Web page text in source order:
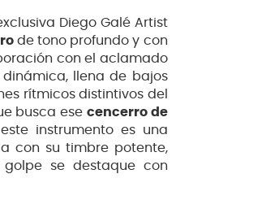
Diego Galé Artist
de tono profundo y con
con el aclamado
llena de bajos
rítmicos distintivos del
busca ese cencerro de
instrumento es una
con su timbre potente,
se destaque con